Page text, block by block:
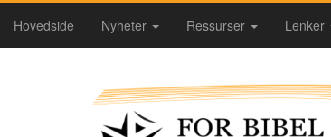
Hovedside Nyheter Ressurser Lenker